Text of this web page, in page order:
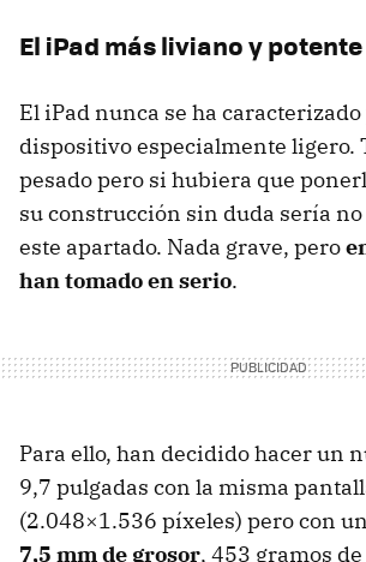
El iPad más liviano y
El iPad nunca se ha
dispositivo especialmente ligero.
pesado pero si hubiera que
su construcción sin duda sería
este apartado. Nada grave, pero
han tomado en serio.
Para ello, han decidido hacer un
9,7 pulgadas con la misma
(2.048×1.536 píxeles) pero con
7,5 mm de grosor, 453 gramos